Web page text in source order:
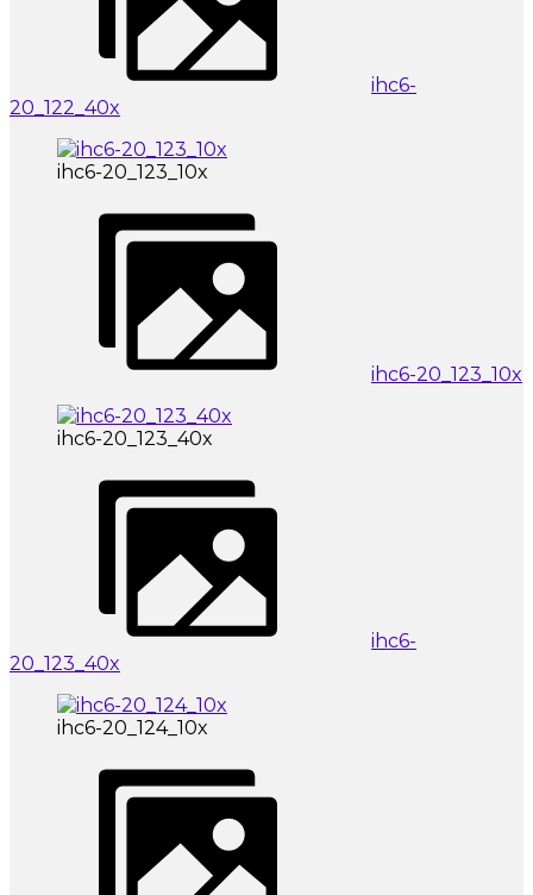
ihc6-
20_122_40x
ihc6-20_123_10x
ihc6-20_123_10x
ihc6-20_123_40x
ihc6-
20_123_40x
ihc6-20_124_10x